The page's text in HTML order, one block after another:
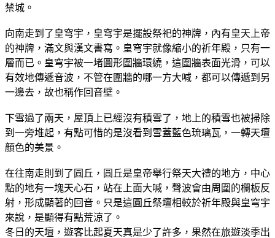
禁城。
向南走到了皇穹宇，皇穹宇是擺設祭祀的神牌，內有皇天上帝
的神牌，滿文與漢文書寫。皇穹宇就像縮小的祈年殿，只有一
層而已。皇穹宇被一堵圓形圍牆環繞，這圍牆表面光滑，可以
有效地傳遞音波，不管在圍牆的哪一方大喊，都可以傳遞到另
一邊去，故也稱作回音壁。
下雪過了兩天，屋頂上已經沒有積雪了，地上的積雪也被掃除
到一旁堆起，有點可惜的是沒看到雪蓋藍色琉璃瓦，一轉天壇
顏色的美景。
在往南走則到了圓丘，圓丘是皇帝舉行祭天大禮的地方，中心
點的地有一塊天心石，站在上面大喊，聲波會由周圍的欄板反
射，形成顯著的回音。只是這圓丘祭壇相較於祈年殿與皇穹宇
來說，是顯得有點荒涼了。
冬日的天壇，遊客比起夏天真是少了許多，果然在旅遊淡季出